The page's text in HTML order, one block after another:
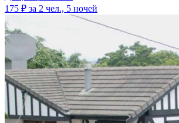
175 ₽ за 2 чел., 5 ночей